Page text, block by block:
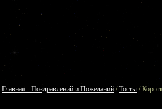
Главная - Поздравлений и Пожеланий /Тосты /